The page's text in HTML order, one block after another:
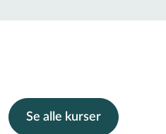
Se alle kurser